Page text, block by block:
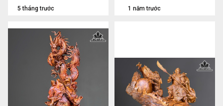
5 tháng trước 1 năm trước